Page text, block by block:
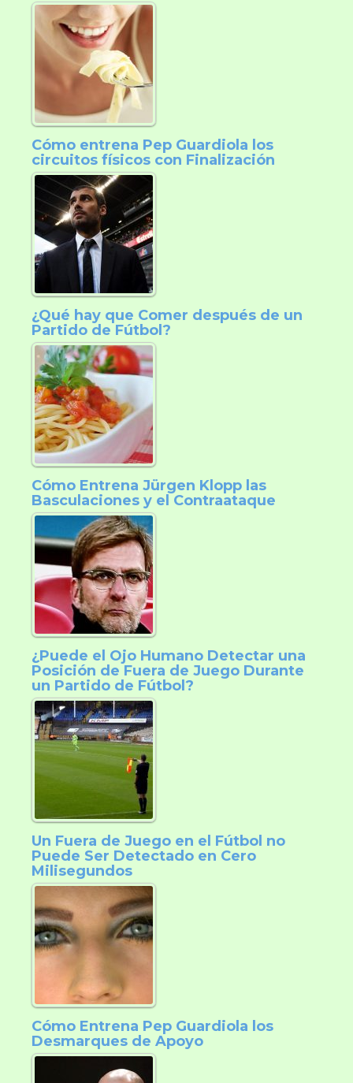
Cómo entrena Pep Guardiola los
circuitos físicos con Finalización
¿Qué hay que Comer después de un
Partido de Fútbol?
Cómo Entrena Jürgen Klopp las
Basculaciones y el Contraataque
¿Puede el Ojo Humano Detectar una
Posición de Fuera de Juego Durante
un Partido de Fútbol?
Un Fuera de Juego en el Fútbol no
Puede Ser Detectado en Cero
Milisegundos
Cómo Entrena Pep Guardiola los
Desmarques de Apoyo